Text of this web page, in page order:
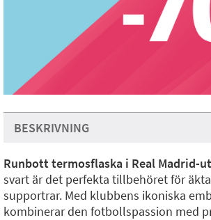
BESKRIVNING
Runbott termosflaska i Real Madrid-
svart är det perfekta tillbehöret för
supportrar. Med klubbens ikoniska
kombinerar den fotbollspassion med